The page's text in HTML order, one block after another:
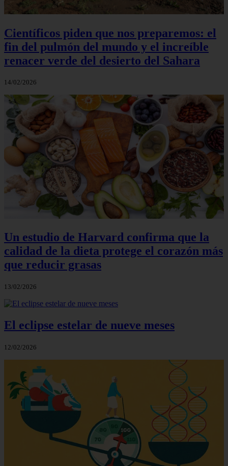
Científicos piden que nos preparemos: el
fin del pulmón del mundo y el increíble
renacer verde del desierto del Sahara
14/02/2026
Un estudio de Harvard confirma que la
calidad de la dieta protege el corazón más
que reducir grasas
13/02/2026
El eclipse estelar de nueve meses
12/02/2026